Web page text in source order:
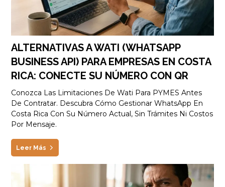
ALTERNATIVAS A WATI (WHATSAPP
BUSINESS API) PARA EMPRESAS EN COSTA
RICA: CONECTE SU NÚMERO CON QR
Conozca Las Limitaciones De Wati Para PYMES Antes
De Contratar. Descubra Cómo Gestionar WhatsApp En
Costa Rica Con Su Número Actual, Sin Trámites Ni Costos
Por Mensaje.
Leer Más